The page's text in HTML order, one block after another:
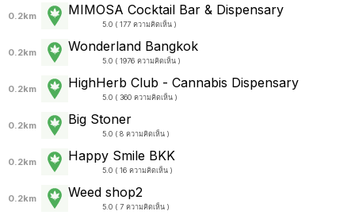
0.2km MIMOSA Cocktail Bar & Dispensary
5.0 ( 177 ความคิดเห็น )
0.2km Wonderland Bangkok
5.0 ( 1976 ความคิดเห็น )
0.2km HighHerb Club - Cannabis Dispensary
5.0 ( 360 ความคิดเห็น )
0.2km Big Stoner
5.0 ( 8 ความคิดเห็น )
0.2km Happy Smile BKK
5.0 ( 16 ความคิดเห็น )
0.2km Weed shop2
5.0 ( 7 ความคิดเห็น )